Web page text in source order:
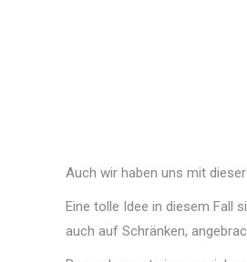
Auch wir haben uns mit
Eine tolle Idee in diesem Fall
auch auf Schränken,